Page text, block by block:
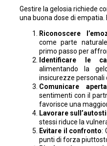
Gestire la gelosia richiede
una buona dose di empatia.
Riconoscere
come parte
primo passo per
Identificare le
alimentando la
insicurezze personali
Comunicare
sentimenti con il
favorisce una
Lavorare
stessi riduce la
Evitare il confronto:
punti di forza